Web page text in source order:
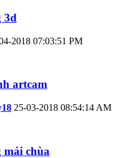
3d
2018 07:03:51 PM
artcam
25-03-2018 08:54:14 AM
mái chùa